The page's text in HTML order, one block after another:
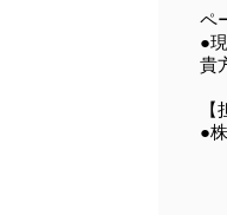
ペ
貴
●